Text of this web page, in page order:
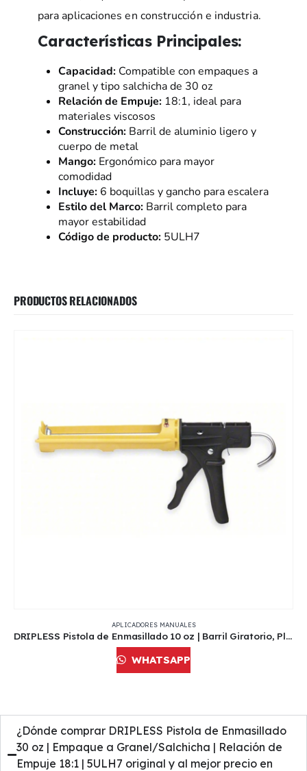
para aplicaciones en construcción e industria.
Características Principales:
Capacidad:Compatible con empaques a
granel y tipo salchicha de 30 oz
Relación de Empuje:18:1, ideal para
materiales viscosos
Construcción:Barril de aluminio ligero y
cuerpo de metal
Mango:Ergonómico para mayor
comodidad
Incluye:6 boquillas y gancho para escalera
Estilo del Marco:Barril completo para
mayor estabilidad
Código de producto:5ULH7
PRODUCTOS RELACIONADOS
APLICADORES MANUALES
DRIPLESS Pistola de Enmasillado 10 oz | Barril Giratorio, Plástico Resistente | 2PB79
WHATSAPP
¿Dónde comprar DRIPLESS Pistola de Enmasillado
30 oz | Empaque a Granel/Salchicha | Relación de
Empuje 18:1 | 5ULH7 original y al mejor precio en